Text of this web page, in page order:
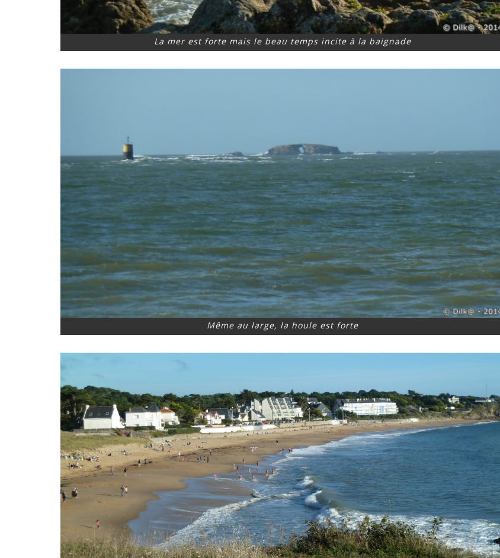
La mer est forte mais le beau temps incite à la baignade
Même au large, la houle est forte